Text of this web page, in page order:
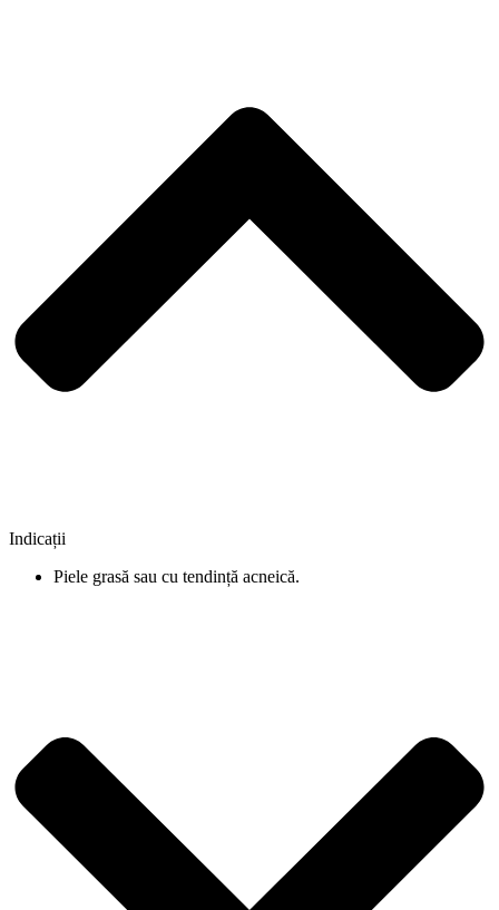
Indicații
Piele grasă sau cu tendință acneică.